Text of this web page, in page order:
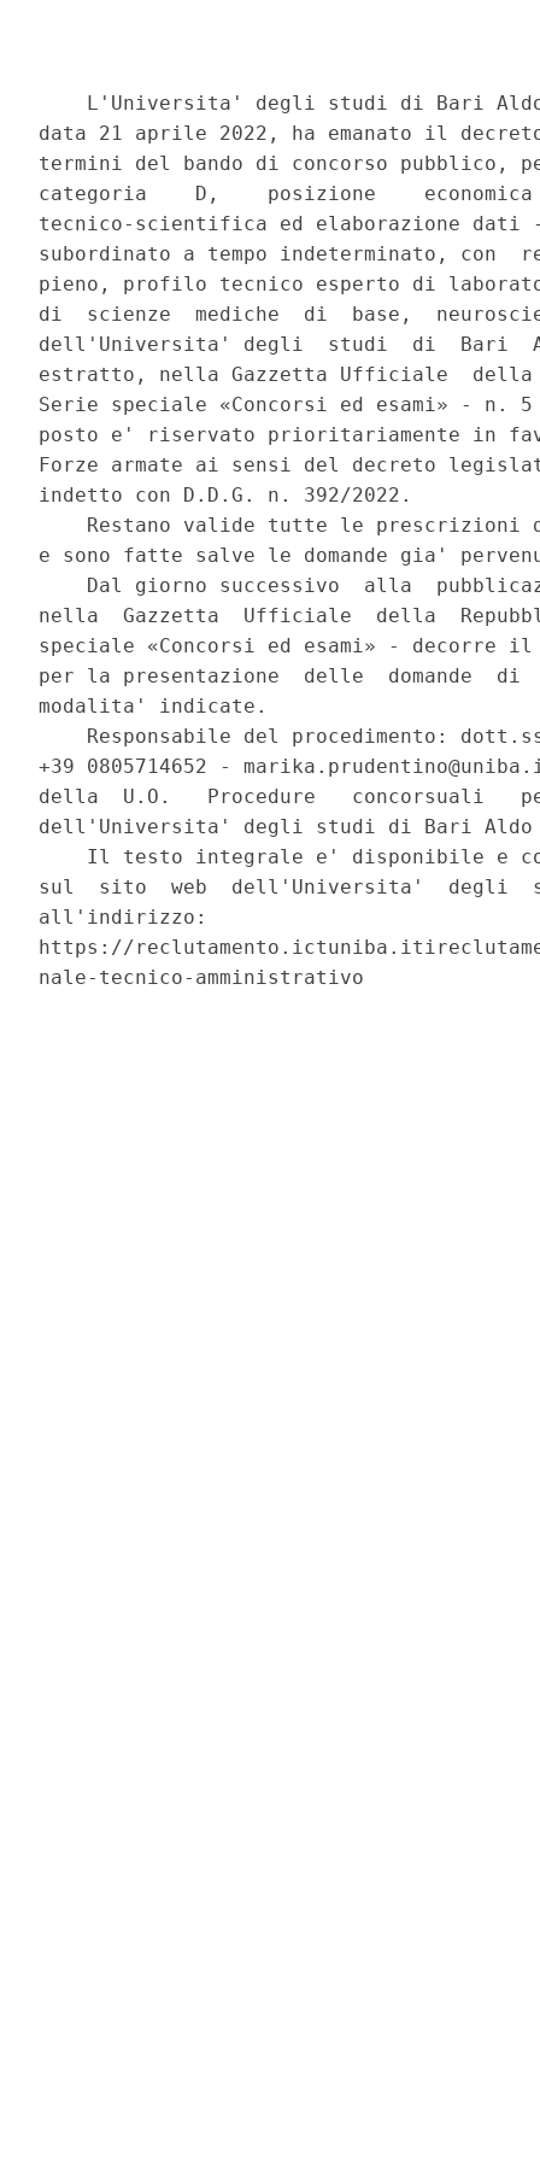
L'Universita' degli studi di Bari
data 21 aprile 2022, ha emanato il
termini del bando di concorso pubblico,
categoria    D,    posizione
tecnico-scientifica ed elaborazione
subordinato a tempo indeterminato, con
pieno, profilo tecnico esperto di
di  scienze  mediche  di  base,
dell'Universita' degli  studi  di  Bari
estratto, nella Gazzetta Ufficiale
Serie speciale «Concorsi ed esami» -
posto e' riservato prioritariamente in
Forze armate ai sensi del decreto
indetto con D.D.G. n. 392/2022.
Restano valide tutte le prescrizioni
e sono fatte salve le domande gia'
Dal giorno successivo  alla
nella  Gazzetta  Ufficiale  della
speciale «Concorsi ed esami» -
per la presentazione  delle  domande  di
modalita' indicate.
Responsabile del procedimento:
+39 0805714652 -
della  U.O.   Procedure   concorsuali
dell'Universita' degli studi di Bari Aldo
Il testo integrale e' disponibile e
sul  sito  web  dell'Universita'  degli
all'indirizzo:
https://
nale-tecnico-amministrativo